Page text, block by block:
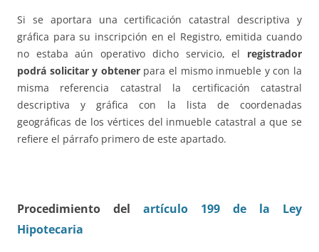
Si se aportara una certificación catastral descriptiva y
gráfica para su inscripción en el Registro, emitida cuando
no estaba aún operativo dicho servicio, el registrador
podrá solicitar y obtenerpara el mismo inmueble y con la
misma referencia catastral la certificación catastral
descriptiva y gráfica con la lista de coordenadas
geográficas de los vértices del inmueble catastral a que se
refiere el párrafo primero de este apartado.
Procedimiento del artículo 199 de la Ley
Hipotecaria